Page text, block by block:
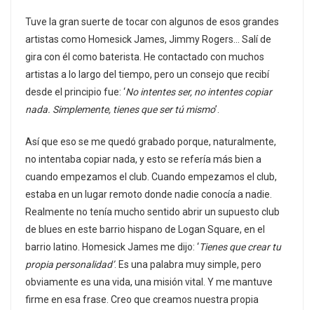
Tuve la gran suerte de tocar con algunos de esos grandes
artistas como Homesick James, Jimmy Rogers… Salí de
gira con él como baterista. He contactado con muchos
artistas a lo largo del tiempo, pero un consejo que recibí
desde el principio fue: ‘No intentes ser, no intentes copiar
nada. Simplemente, tienes que ser tú mismo’.
Así que eso se me quedó grabado porque, naturalmente,
no intentaba copiar nada, y esto se refería más bien a
cuando empezamos el club. Cuando empezamos el club,
estaba en un lugar remoto donde nadie conocía a nadie.
Realmente no tenía mucho sentido abrir un supuesto club
de blues en este barrio hispano de Logan Square, en el
barrio latino. Homesick James me dijo: ‘Tienes que crear tu
propia personalidad’. Es una palabra muy simple, pero
obviamente es una vida, una misión vital. Y me mantuve
firme en esa frase. Creo que creamos nuestra propia